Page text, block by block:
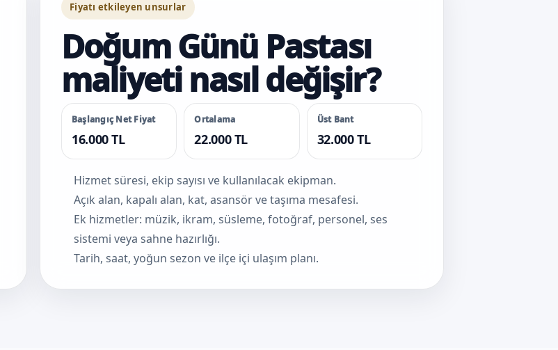
Fiyatı etkileyen unsurlar
Doğum Günü Pastası
maliyeti nasıl değişir?
Başlangıç Net Fiyat
16.000 TL
Ortalama
22.000 TL
Üst Bant
32.000 TL
Hizmet süresi, ekip sayısı ve kullanılacak ekipman.
Açık alan, kapalı alan, kat, asansör ve taşıma mesafesi.
Ek hizmetler: müzik, ikram, süsleme, fotoğraf, personel, ses
sistemi veya sahne hazırlığı.
Tarih, saat, yoğun sezon ve ilçe içi ulaşım planı.